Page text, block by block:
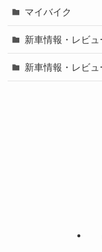
マイバイク
新車情報・レビュ
新車情報・レビュ